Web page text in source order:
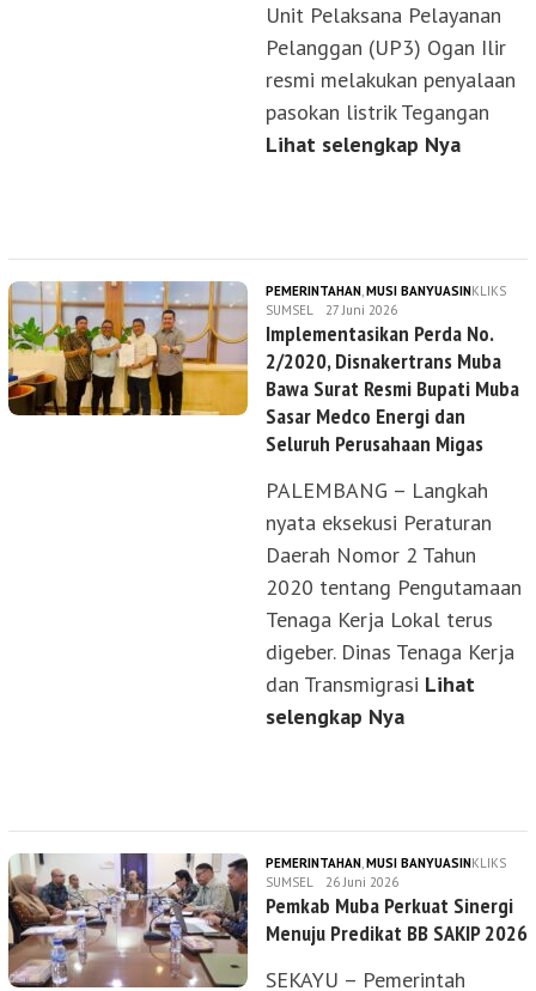
Unit Pelaksana Pelayanan
Pelanggan (UP3) Ogan Ilir
resmi melakukan penyalaan
pasokan listrik Tegangan
Lihat selengkap Nya
PEMERINTAHAN,MUSI BANYUASINKLIKS
SUMSEL
27 Juni 2026
Implementasikan Perda No.
2/2020, Disnakertrans Muba
Bawa Surat Resmi Bupati Muba
Sasar Medco Energi dan
Seluruh Perusahaan Migas
PALEMBANG – Langkah
nyata eksekusi Peraturan
Daerah Nomor 2 Tahun
2020 tentang Pengutamaan
Tenaga Kerja Lokal terus
digeber. Dinas Tenaga Kerja
dan Transmigrasi Lihat
selengkap Nya
PEMERINTAHAN,MUSI BANYUASINKLIKS
SUMSEL
26 Juni 2026
Pemkab Muba Perkuat Sinergi
Menuju Predikat BB SAKIP 2026
SEKAYU – Pemerintah